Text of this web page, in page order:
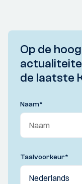
Op de
de laatste
Naam*
Taalvoorkeur*